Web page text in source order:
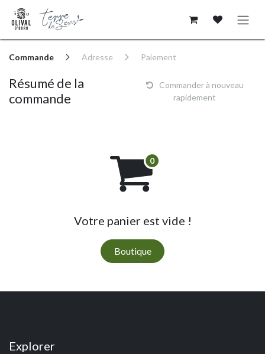
Se rendre au contenu
Commande Adresse Paiement
Résumé de la
commande
Commander à nouveau
rapidement
Votre panier est vide !
Boutique
Explorer